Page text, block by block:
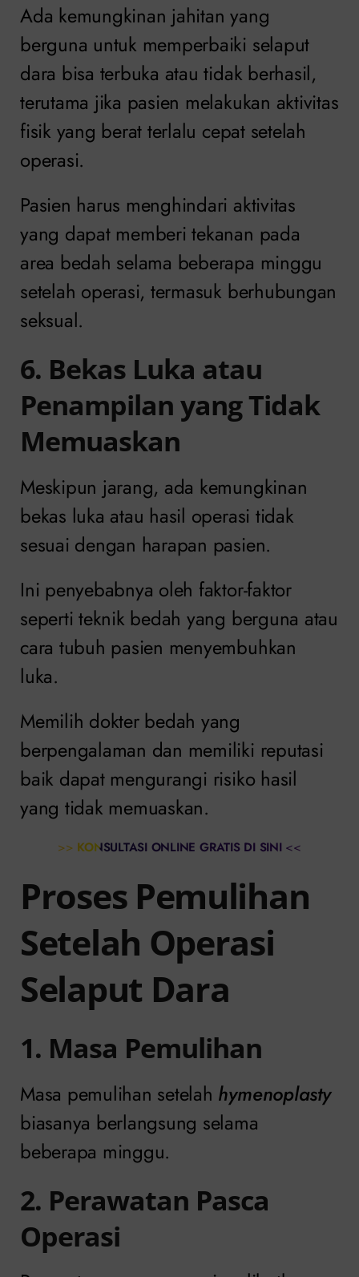
Ada kemungkinan jahitan yang
berguna untuk memperbaiki selaput
dara bisa terbuka atau tidak berhasil,
terutama jika pasien melakukan aktivitas
fisik yang berat terlalu cepat setelah
operasi.
Pasien harus menghindari aktivitas
yang dapat memberi tekanan pada
area bedah selama beberapa minggu
setelah operasi, termasuk berhubungan
seksual.
6. Bekas Luka atau
Penampilan yang Tidak
Memuaskan
Meskipun jarang, ada kemungkinan
bekas luka atau hasil operasi tidak
sesuai dengan harapan pasien.
Ini penyebabnya oleh faktor-faktor
seperti teknik bedah yang berguna atau
cara tubuh pasien menyembuhkan
luka.
Memilih dokter bedah yang
berpengalaman dan memiliki reputasi
baik dapat mengurangi risiko hasil
yang tidak memuaskan.
>> KONSULTASI ONLINE GRATIS DI SINI <<
Proses Pemulihan
Setelah Operasi
Selaput Dara
1. Masa Pemulihan
Masa pemulihan setelah hymenoplasty
biasanya berlangsung selama
beberapa minggu.
2. Perawatan Pasca
Operasi